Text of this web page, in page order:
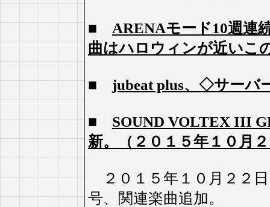
■ ARENAモード10週連
曲はハロウィンが近いこ
■ jubeat plus、◇サーバ
■ SOUND VOLTEX III
新。（２０１５年１０月
２０１５年１０月２２
号、関連楽曲追加。